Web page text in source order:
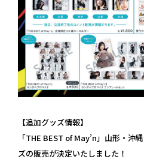
【追加グッズ情報】
「THE BEST of May’n」山形・沖
ズの販売が決定いたしました！